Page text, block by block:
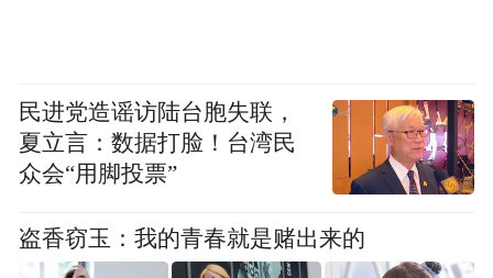
民进党造谣访陆台胞失联，
夏立言：数据打脸！台湾民
众会“用脚投票”
盗香窃玉：我的青春就是赌出来的